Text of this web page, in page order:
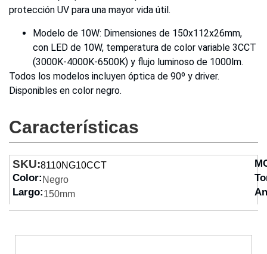
protección UV para una mayor vida útil.
Modelo de 10W: Dimensiones de 150x112x26mm,
con LED de 10W, temperatura de color variable 3CCT
(3000K-4000K-6500K) y flujo luminoso de 1000lm.
Todos los modelos incluyen óptica de 90º y driver.
Disponibles en color negro.
Características
SKU:8110NG10CCT
Color: Negro
Largo:150mm